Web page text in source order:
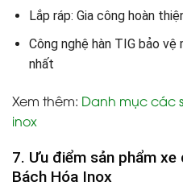
Lắp ráp: Gia công hoàn
Công nghệ hàn TIG bảo vệ
nhất
Xem thêm: Danh mục các
inox
7. Ưu điểm sản phẩm
Bách Hóa Inox